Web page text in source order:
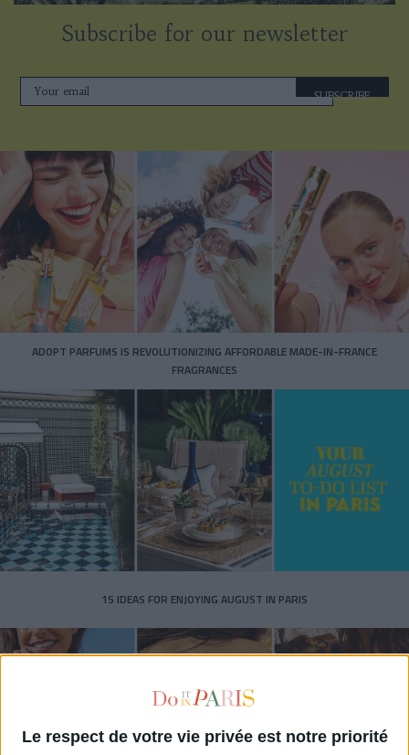
Le respect de votre vie privée est notre priorité
Subscribe for our newsletter
SUBSCRIBE
ADOPT PARFUMS IS REVOLUTIONIZING AFFORDABLE MADE-IN-FRANCE
FRAGRANCES
15 IDEAS FOR ENJOYING AUGUST IN PARIS